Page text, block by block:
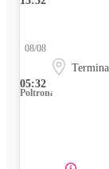
05:32
08/08
Poltrona